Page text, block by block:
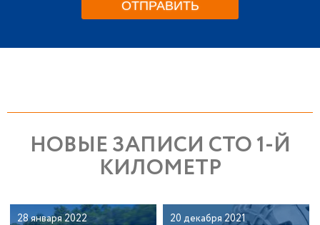
НОВЫЕ ЗАПИСИ СТО 1-Й
КИЛОМЕТР
28 января 2022
20 декабря 2021